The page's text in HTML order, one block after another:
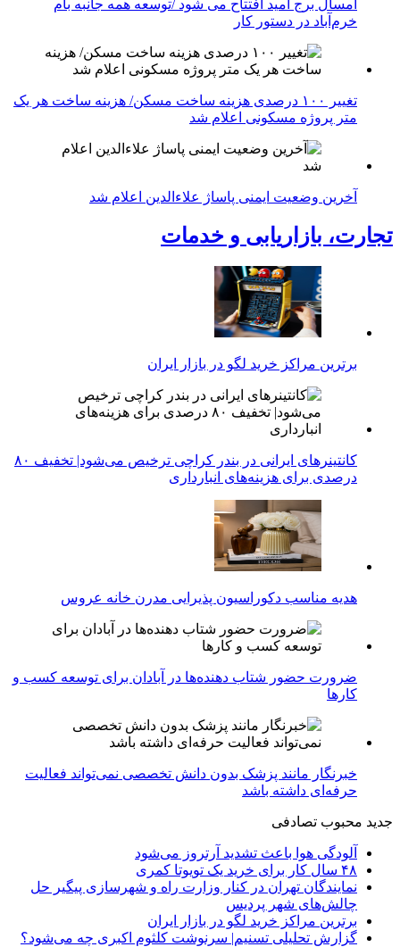
امسال برج امید افتتاح می شود /توسعه همه جانبه بام
خرم‌آباد در دستور کار
تغییر ۱۰۰ درصدی هزینه ساخت مسکن/ هزینه ساخت هر یک
متر پروژه مسکونی اعلام شد
آخرین وضعیت ایمنی پاساژ علاءالدین اعلام شد
تجارت، بازاریابی و خدمات
برترین مراکز خرید لگو در بازار ایران
کانتینرهای ایرانی در بندر کراچی ترخیص می‌شود| تخفیف ۸۰
درصدی برای هزینه‌های انبارداری
هدیه مناسب دکوراسیون پذیرایی مدرن خانه عروس
ضرورت حضور شتاب ‌دهنده‌ها در آبادان برای توسعه کسب‌ و
کارها
خبرنگار مانند پزشک بدون دانش تخصصی نمی‌تواند فعالیت
حرفه‌ای داشته باشد
جدید محبوب تصادفی
آلودگی هوا باعث تشدید آرتروز می‌شود
۴۸ سال کار برای خرید یک تویوتا کمری
نمایندگان تهران در کنار وزارت راه و شهرسازی پیگیر حل
چالش‌های شهر پردیس
برترین مراکز خرید لگو در بازار ایران
گزارش تحلیلی تسنیم| سرنوشت کلثوم اکبری چه می‌شود؟